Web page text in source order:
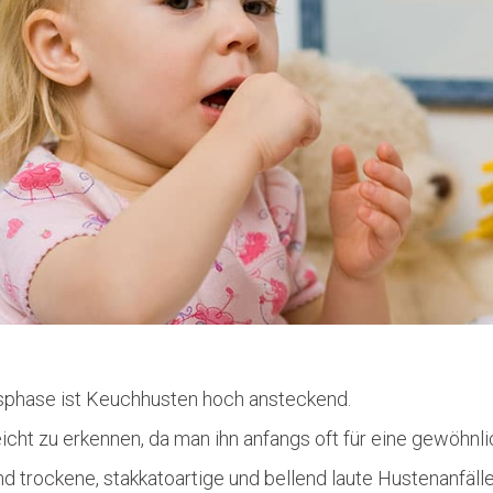
ist Keuchhusten hoch ansteckend.
zu erkennen, da man ihn anfangs oft für eine
trockene, stakkatoartige und bellend laute